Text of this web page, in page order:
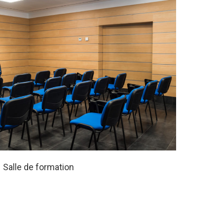
Salle de formation